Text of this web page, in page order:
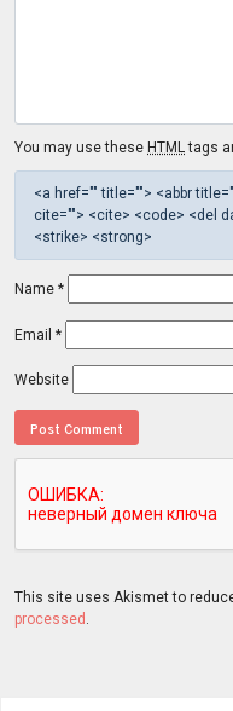
You may use these HTMLtags
<a href="" title=""> <abbr
cite=""> <cite> <code> <del
<strike> <strong>
Name *
Email *
Website
This site uses Akismet to
processed .